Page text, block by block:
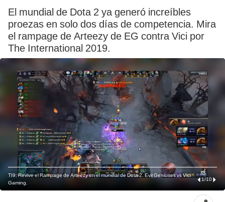
El mundial de Dota 2 ya generó increíbles
proezas en solo dos días de competencia. Mira
el rampage de Arteezy de EG contra Vici por
The International 2019.
TI9: Revive el Rampage de Arteezy en el mundial de Dota 2. Evil Geniuses vs Vici
Gaming.
1/10